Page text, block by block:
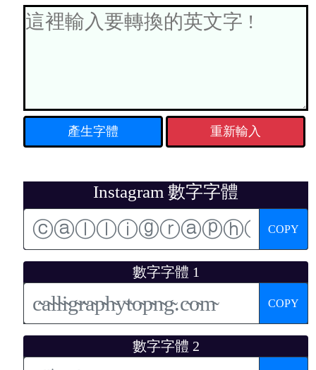
重新輸入
Instagram 數字字體
COPY
數字字體 1
COPY
數字字體 2